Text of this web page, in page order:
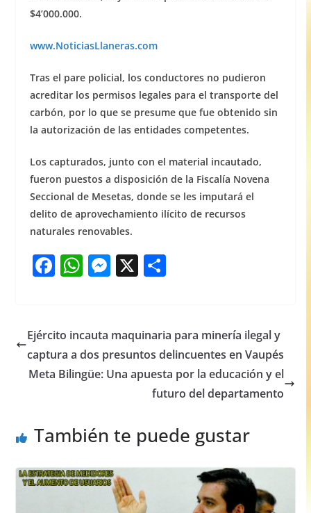
$4’000.000.
www.NoticiasLlaneras.com
Tras el pare policial, los conductores no pudieron
acreditar los permisos legales para el transporte del
carbón, por lo que se presume que fue obtenido sin
la autorización de las entidades competentes.
Los capturados, junto con el material incautado,
fueron puestos a disposición de la Fiscalía Novena
Seccional de Mesetas, donde se les imputará el
delito de aprovechamiento ilícito de recursos
naturales renovables.
F
e
b
o
W
s
A
p
M
e
n
g
X S
e
Ejército incauta maquinaria para minería ilegal y
captura a dos presuntos delincuentes en Vaupés
Meta Bilingüe: Una apuesta por la educación y el
futuro del departamento
También te puede gustar